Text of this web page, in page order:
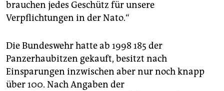
brauchen jedes Geschütz für unsere
Verpflichtungen in der Nato.“
Die Bundeswehr hatte ab 1998 185 der
Panzerhaubitzen gekauft, besitzt nach
Einsparungen inzwischen aber nur noch knapp
über 100. Nach Angaben der